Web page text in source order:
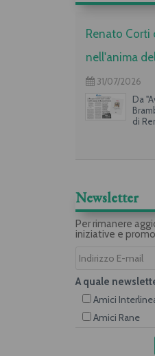
Renato Corti
nell'anima
31/07/2026
Da
di
Newsletter
Per rimanere
iniziative e
A quale
Amici
Amici Rane